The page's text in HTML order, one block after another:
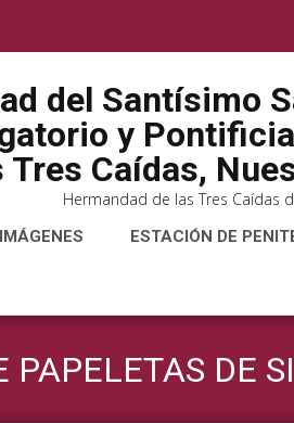
del Santísimo
y
Caídas,
Hermandad de las Tres Caídas
IMÁGENES ESTACIÓN DE
PAPELETAS DE